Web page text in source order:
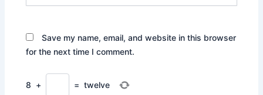
Save my name, email, and website in this browser
for the next time I comment.
8 + = twelve